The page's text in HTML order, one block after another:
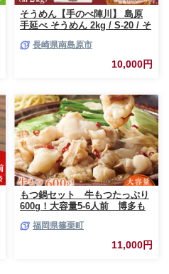
そうめん【手のべ陣川】 島原
手延べ そうめん 2kg / S-20 / そ
素麺 そうめん 手延べそうめん
素麺 乾麺 麺 そうめん 島原そう
めん そうめん ソーメン ソーメ
島原市 / ながいけ[SCH020]
長崎県南島原市
10,000円
もつ鍋セット 牛もつたっぷり
600g！大容量5-6人前 博多も
町本社 AZ039
福岡県篠栗町
11,000円